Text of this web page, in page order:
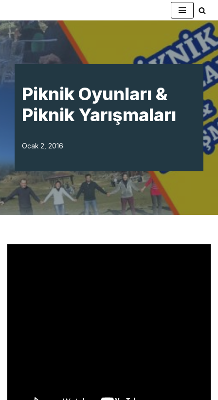
İçeriğe
geç
Piknik Oyunları &
Piknik Yarışmaları
Ocak 2, 2016